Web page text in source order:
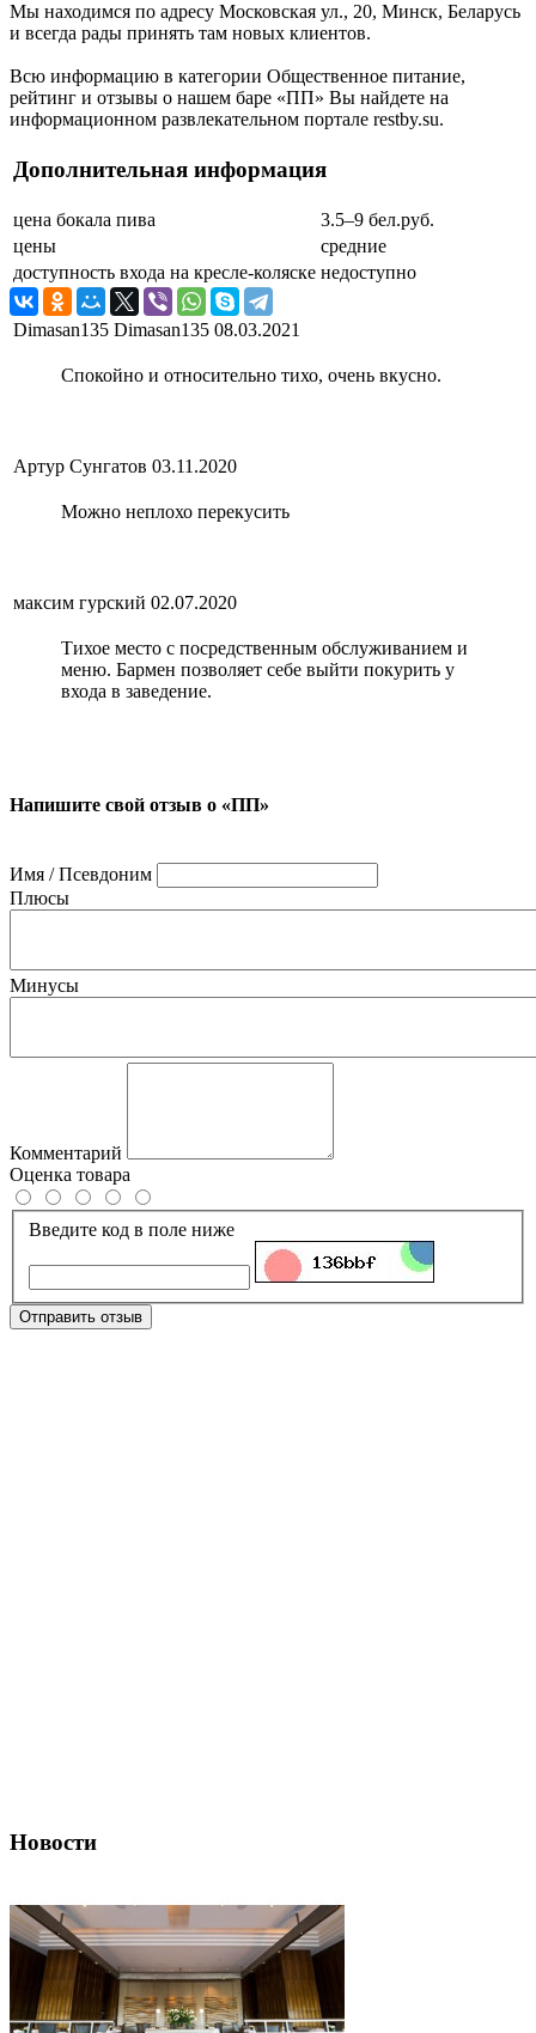
Мы находимся по адресу Московская ул., 20, Минск, Беларусь
и всегда рады принять там новых клиентов.
Всю информацию в категории Общественное питание,
рейтинг и отзывы о нашем баре «ПП» Вы найдете на
информационном развлекательном портале restby.su.
Дополнительная информация
цена бокала пива
3.5–9 бел.руб.
цены
средние
доступность входа на кресле-коляске недоступно
Dimasan135 Dimasan135 08.03.2021
Спокойно и относительно тихо, очень вкусно.
Артур Сунгатов 03.11.2020
Можно неплохо перекусить
максим гурский 02.07.2020
Тихое место с посредственным обслуживанием и
меню. Бармен позволяет себе выйти покурить у
входа в заведение.
Напишите свой отзыв о «ПП»
Имя / Псевдоним
Плюсы
Минусы
Комментарий
Оценка товара
Введите код в поле ниже
Отправить отзыв
Новости